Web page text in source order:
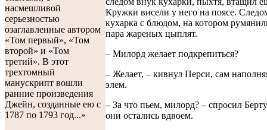
насмешливой
серьезностью
озаглавленные автором
«Том первый», «Том
второй» и «Том
третий». В этот
трехтомный
манускрипт вошли
ранние произведения
Джейн, созданные ею с
1787 по 1793 год...»
Кружки висели у него на поясе.
кухарка с блюдом, на котором
пара жареных цыплят.
– Милорд желает подкрепиться?
– Желает, – кивнул Перси, сам
элем.
– За что пьем, милорд? – спросил
они остались вдвоем.